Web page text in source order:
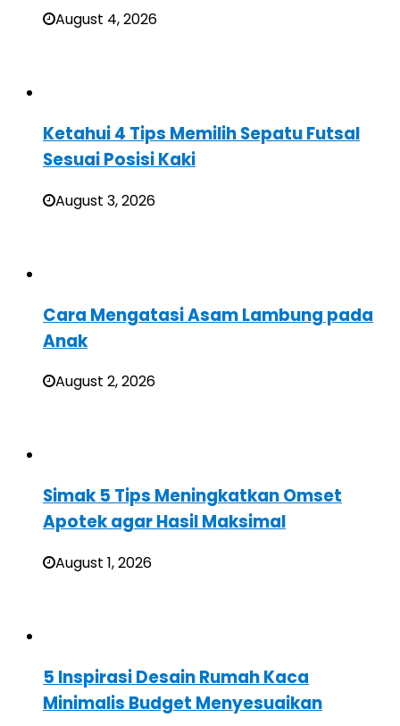
August 4, 2026
Ketahui 4 Tips Memilih Sepatu Futsal
Sesuai Posisi Kaki
August 3, 2026
Cara Mengatasi Asam Lambung pada
Anak
August 2, 2026
Simak 5 Tips Meningkatkan Omset
Apotek agar Hasil Maksimal
August 1, 2026
5 Inspirasi Desain Rumah Kaca
Minimalis Budget Menyesuaikan